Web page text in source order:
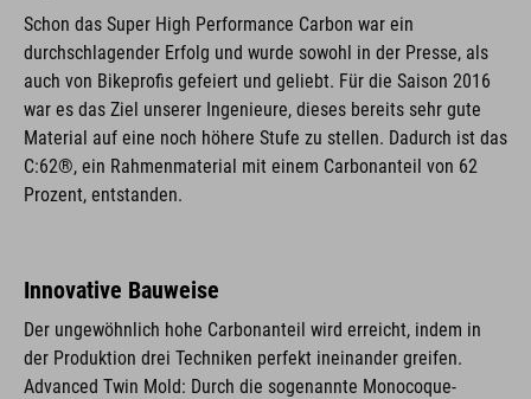
Schon das Super High Performance Carbon war ein
durchschlagender Erfolg und wurde sowohl in der Presse, als
auch von Bikeprofis gefeiert und geliebt. Für die Saison 2016
war es das Ziel unserer Ingenieure, dieses bereits sehr gute
Material auf eine noch höhere Stufe zu stellen. Dadurch ist das
C:62®, ein Rahmenmaterial mit einem Carbonanteil von 62
Prozent, entstanden.
Innovative Bauweise
Der ungewöhnlich hohe Carbonanteil wird erreicht, indem in
der Produktion drei Techniken perfekt ineinander greifen.
Advanced Twin Mold: Durch die sogenannte Monocoque-